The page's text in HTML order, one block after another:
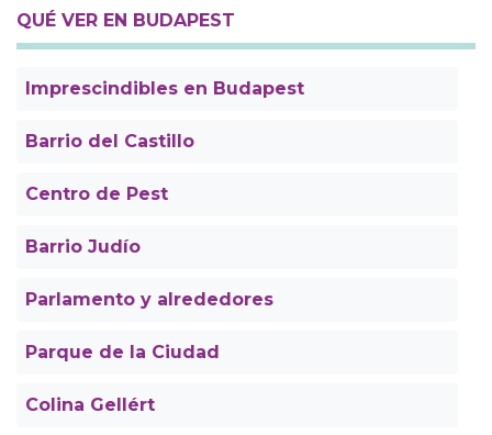
QUÉ VER EN BUDAPEST
Imprescindibles en Budapest
Barrio del Castillo
Centro de Pest
Barrio Judío
Parlamento y alrededores
Parque de la Ciudad
Colina Gellért